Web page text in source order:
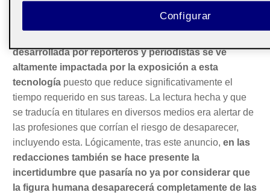
el que, entre los firmantes, figuraban como autores
desarrollada por reporteros y periodistas se ve
altamente impactada por la exposición a esta
tecnología puesto que reduce significativamente el
tiempo requerido en sus tareas. La lectura hecha y que
se traducía en titulares en diversos medios era alertar de
las profesiones que corrían el riesgo de desaparecer,
incluyendo esta. Lógicamente, tras este anuncio, en las
redacciones también se hace presente la
incertidumbre que pasaría no ya por considerar que
la figura humana desaparecerá completamente de las
Configurar